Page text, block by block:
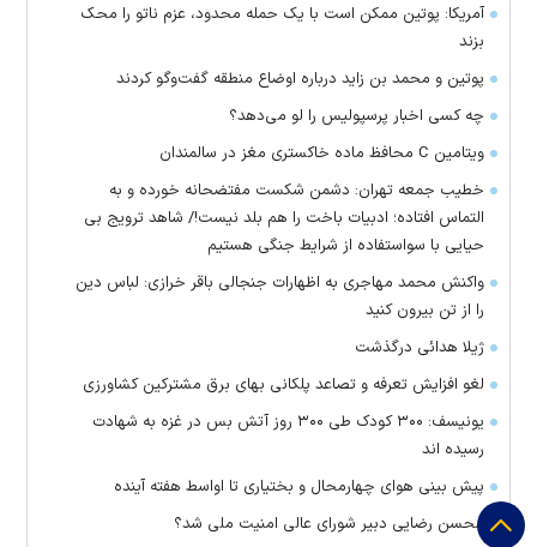
آمریکا: پوتین ممکن است با یک حمله محدود، عزم ناتو را محک
بزند
پوتین و محمد بن زاید درباره اوضاع منطقه گفت‌وگو کردند
چه کسی اخبار پرسپولیس را لو می‌دهد؟
ویتامین C محافظ ماده خاکستری مغز در سالمندان
خطیب جمعه تهران: دشمن شکست مفتضحانه خورده و به
التماس افتاده؛ ادبیات باخت را هم بلد نیست!/ شاهد ترویج بی
حیایی با سواستفاده از شرایط جنگی هستیم
واکنش محمد مهاجری به اظهارات جنجالی باقر خرازی: لباس دین
را از تن بیرون کنید
ژیلا هدائی درگذشت
لغو افزایش تعرفه و تصاعد پلکانی بهای برق مشترکین کشاورزی
یونیسف: ۳۰۰ کودک طی ۳۰۰ روز آتش بس در غزه به شهادت
رسیده اند
پیش بینی هوای چهارمحال و بختیاری تا اواسط هفته آینده
محسن رضایی دبیر شورای عالی امنیت ملی شد؟